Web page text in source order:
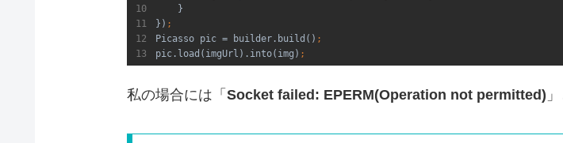
    }
})
Picasso pic = builder.build()
pic.load(imgUrl).into(img) ;
私の場合には「 Socket failed: EPERM(Operation not permitted)